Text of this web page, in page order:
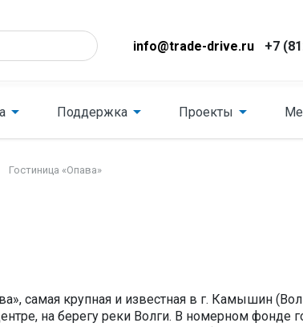
info@trade-drive.ru +7
Поддержка Проекты
Гостиница «Опава»
самая крупная и известная в г. Камышин
на берегу реки Волги. В номерном фонде